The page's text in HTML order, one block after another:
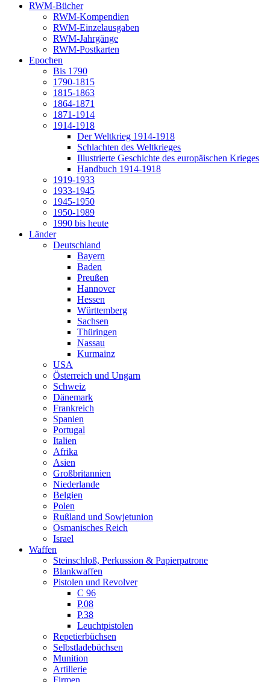
RWM-Bücher
RWM-Kompendien
RWM-Einzelausgaben
RWM-Jahrgänge
RWM-Postkarten
Epochen
Bis 1790
1790-1815
1815-1863
1864-1871
1871-1914
1914-1918
Der Weltkrieg 1914-1918
Schlachten des Weltkrieges
Illustrierte Geschichte des europäischen Krieges
Handbuch 1914-1918
1919-1933
1933-1945
1945-1950
1950-1989
1990 bis heute
Länder
Deutschland
Bayern
Baden
Preußen
Hannover
Hessen
Württemberg
Sachsen
Thüringen
Nassau
Kurmainz
USA
Österreich und Ungarn
Schweiz
Dänemark
Frankreich
Spanien
Portugal
Italien
Afrika
Asien
Großbritannien
Niederlande
Belgien
Polen
Rußland und Sowjetunion
Osmanisches Reich
Israel
Waffen
Steinschloß, Perkussion & Papierpatrone
Blankwaffen
Pistolen und Revolver
C 96
P.08
P.38
Leuchtpistolen
Repetierbüchsen
Selbstladebüchsen
Munition
Artillerie
Firmen